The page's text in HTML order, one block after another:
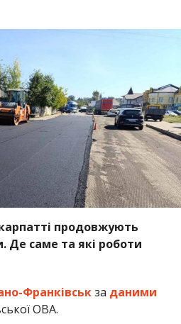
продовжують
Де саме та які роботи
Франківськза даними
ОВА.